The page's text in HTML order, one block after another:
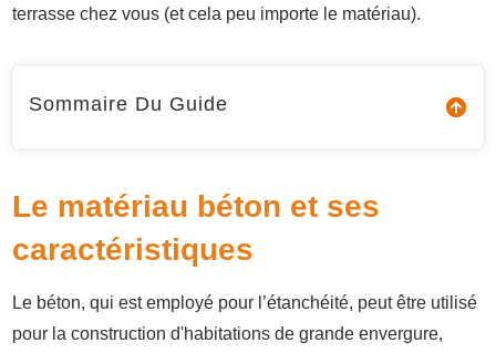
terrasse chez vous (et cela peu importe le matériau).
Sommaire Du Guide
Le matériau béton et ses
caractéristiques
Le béton, qui est employé pour l’étanchéité, peut être utilisé
pour la construction d'habitations de grande envergure,